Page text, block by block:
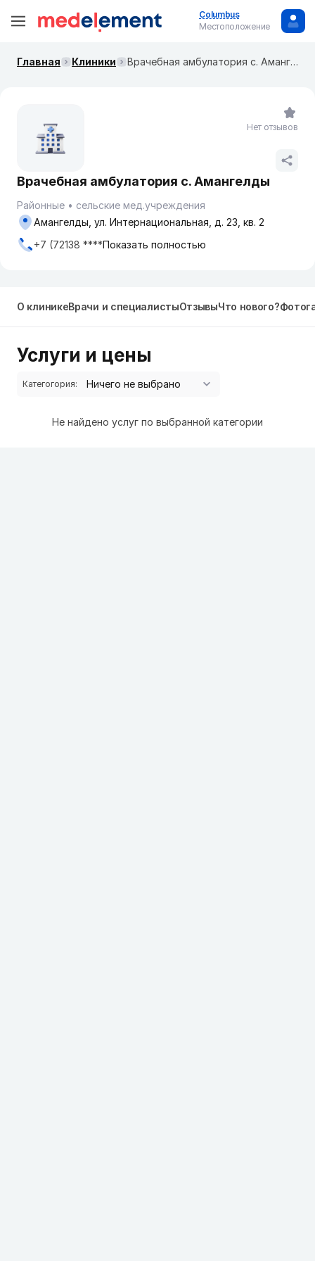
Columbus
Местоположение
Главная Клиники Врачебная амбулатория с. Амангелды
Врачебная амбулатория с. Амангелды
Районные
сельские мед.учреждения
Амангелды, ул. Интернациональная, д. 23, кв. 2
+7 (72138 ****Показать полностью
Нет отзывов
О клиникеВрачи и специалистыОтзывыЧто нового?
Услуги и цены
Категогория:
Не найдено услуг по выбранной категории